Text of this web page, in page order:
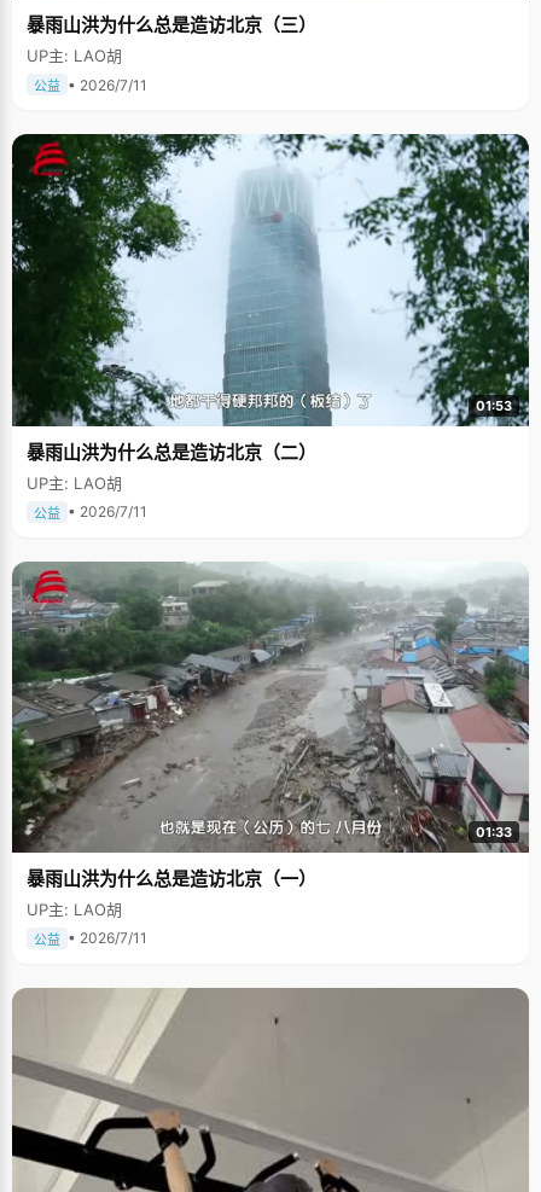
暴雨山洪为什么总是造访北京（三）
UP主: LAO胡
公益 • 2026/7/11
01:53
暴雨山洪为什么总是造访北京（二）
UP主: LAO胡
公益 • 2026/7/11
01:33
暴雨山洪为什么总是造访北京（一）
UP主: LAO胡
公益 • 2026/7/11